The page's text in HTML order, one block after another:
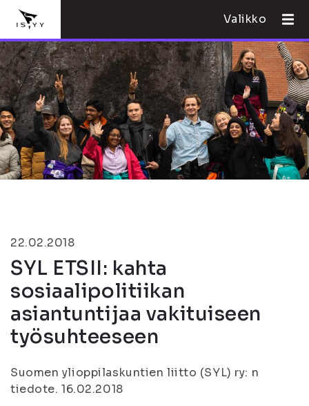
Valikko
22.02.2018
SYL ETSII: kahta
sosiaalipolitiikan
asiantuntijaa vakituiseen
työsuhteeseen
Suomen ylioppilaskuntien liitto (SYL) ry: n
tiedote. 16.02.2018